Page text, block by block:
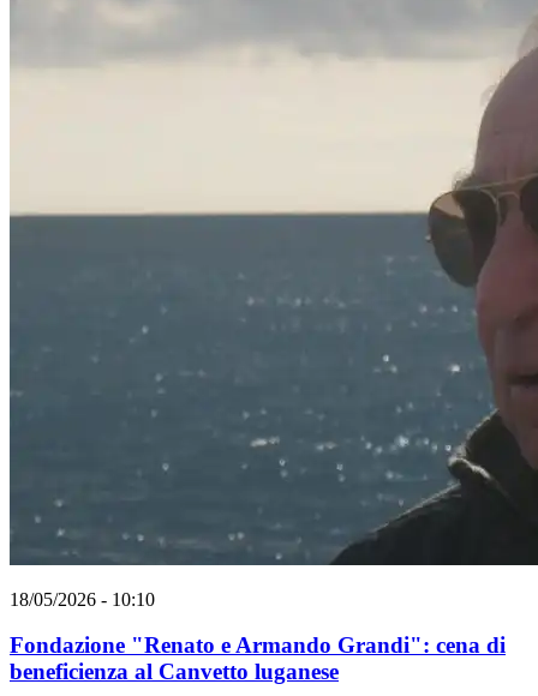
18/05/2026 - 10:10
Fondazione "Renato e Armando Grandi": cena di
beneficienza al Canvetto luganese